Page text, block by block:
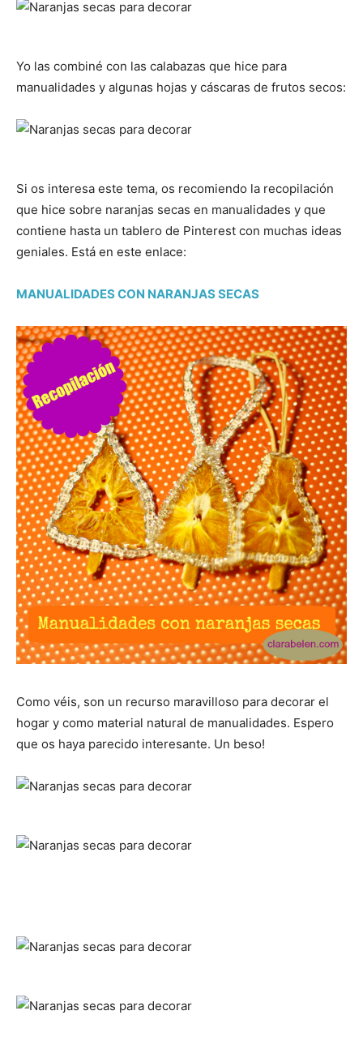
Yo las combiné con las calabazas que hice para
manualidades y algunas hojas y cáscaras de frutos secos:
Si os interesa este tema, os recomiendo la recopilación
que hice sobre naranjas secas en manualidades y que
contiene hasta un tablero de Pinterest con muchas ideas
geniales. Está en este enlace:
MANUALIDADES CON NARANJAS SECAS
Como véis, son un recurso maravilloso para decorar el
hogar y como material natural de manualidades. Espero
que os haya parecido interesante. Un beso!